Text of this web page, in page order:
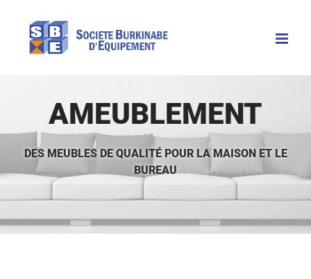
contenu
AMEUBLEMENT
DES MEUBLES DE QUALITÉ POUR LA MAISON ET LE
BUREAU